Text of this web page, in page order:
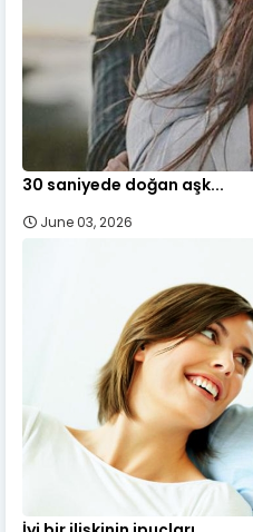
30 saniyede doğan aşk...
June 03, 2026